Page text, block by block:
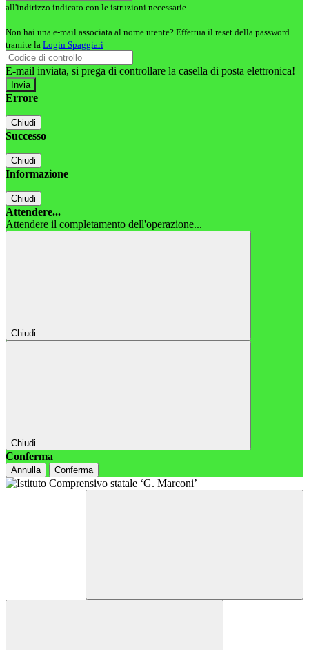
all'indirizzo indicato con le istruzioni necessarie.
Non hai una e-mail associata al nome utente? Effettua il reset della password
tramite la Login Spaggiari
E-mail inviata, si prega di controllare la casella di posta elettronica!
Errore
Chiudi
Successo
Chiudi
Informazione
Chiudi
Attendere...
Attendere il completamento dell'operazione...
Chiudi
Chiudi
Conferma
Annulla Conferma